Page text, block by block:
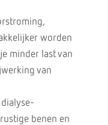
worden
minder last van
van
benen en